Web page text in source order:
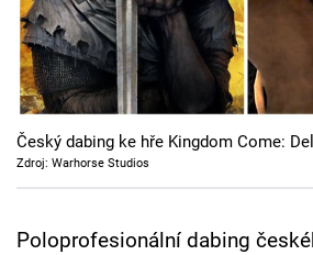
Cool Esport
Pořady
TV Program
Český dabing ke hře Kingdom Come:
Zdroj: Warhorse Studios
Poloprofesionální dabing